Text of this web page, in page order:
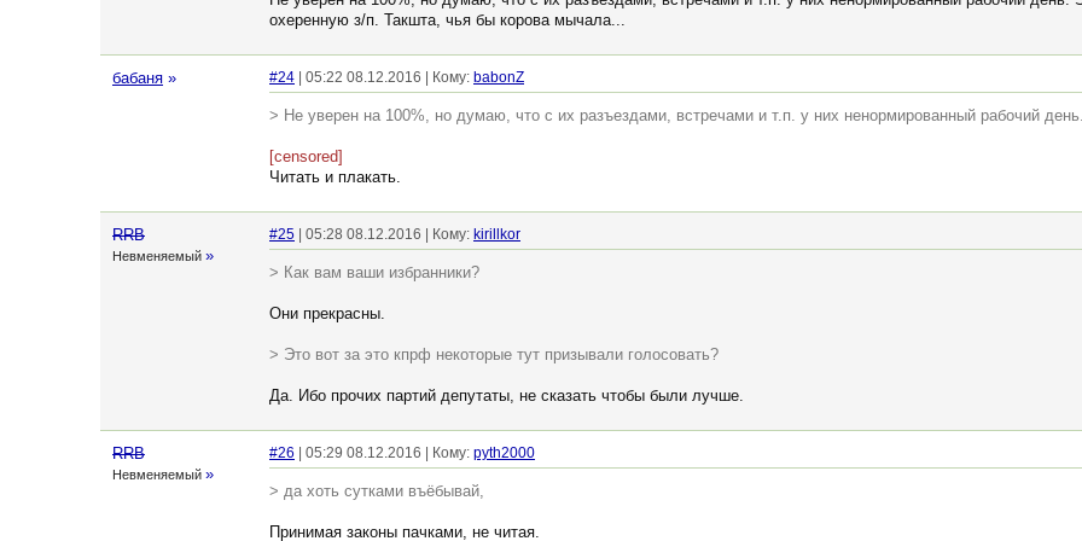
охеренную з/п. Такшта, чья бы корова мычала...
бабаня » #24 | 05:22 08.12.2016 | Кому: babonZ
> Не уверен на 100%, но думаю, что с их разъездами, встречами и т.п. у них ненормированный рабочий
[censored]
Читать и плакать.
RRB
Невменяемый »
#25 | 05:28 08.12.2016 | Кому: kirillkor
> Как вам ваши избранники?
Они прекрасны.
> Это вот за это кпрф некоторые тут призывали голосовать?
Да. Ибо прочих партий депутаты, не сказать чтобы были лучше.
RRB
Невменяемый »
#26 | 05:29 08.12.2016 | Кому: pyth2000
> да хоть сутками въёбывай,
Принимая законы пачками, не читая.